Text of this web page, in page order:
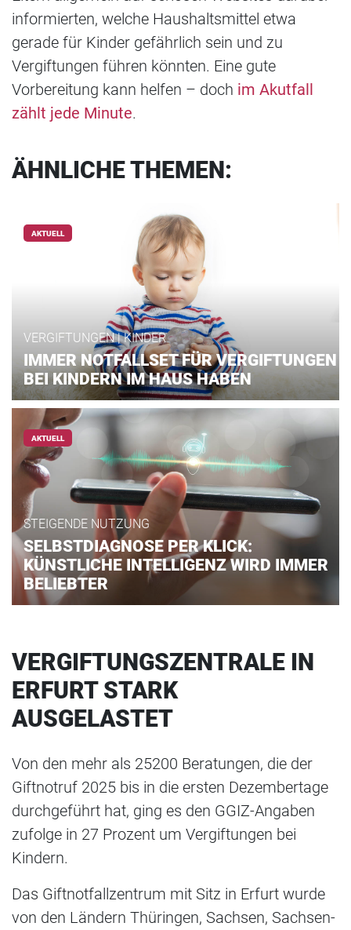
informierten, welche Haushaltsmittel etwa
gerade für Kinder gefährlich sein und zu
Vergiftungen führen könnten. Eine gute
Vorbereitung kann helfen – doch im Akutfall
zählt jede Minute.
ÄHNLICHE THEMEN:
AKTUELL
VERGIFTUNGEN | KINDER
IMMER NOTFALLSET FÜR VERGIFTUNGEN
BEI KINDERN IM HAUS HABEN
AKTUELL
STEIGENDE NUTZUNG
SELBSTDIAGNOSE PER KLICK:
KÜNSTLICHE INTELLIGENZ WIRD IMMER
BELIEBTER
VERGIFTUNGSZENTRALE IN
ERFURT STARK
AUSGELASTET
Von den mehr als 25200 Beratungen, die der
Giftnotruf 2025 bis in die ersten Dezembertage
durchgeführt hat, ging es den GGIZ-Angaben
zufolge in 27 Prozent um Vergiftungen bei
Kindern.
Das Giftnotfallzentrum mit Sitz in Erfurt wurde
von den Ländern Thüringen, Sachsen, Sachsen-